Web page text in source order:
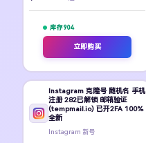
库存 904
立即购买
Instagram 克隆号 随机名 手机
注册 282已解锁 邮箱验证
(tempmail.io) 已开2FA 100%
全新
Instagram 新号